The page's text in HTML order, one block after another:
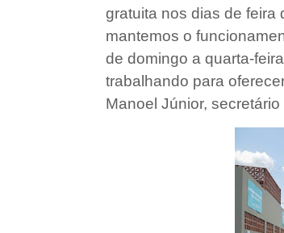
gratuita nos dias de feira
mantemos o
de domingo a quarta-
trabalhando para
Manoel Júnior,